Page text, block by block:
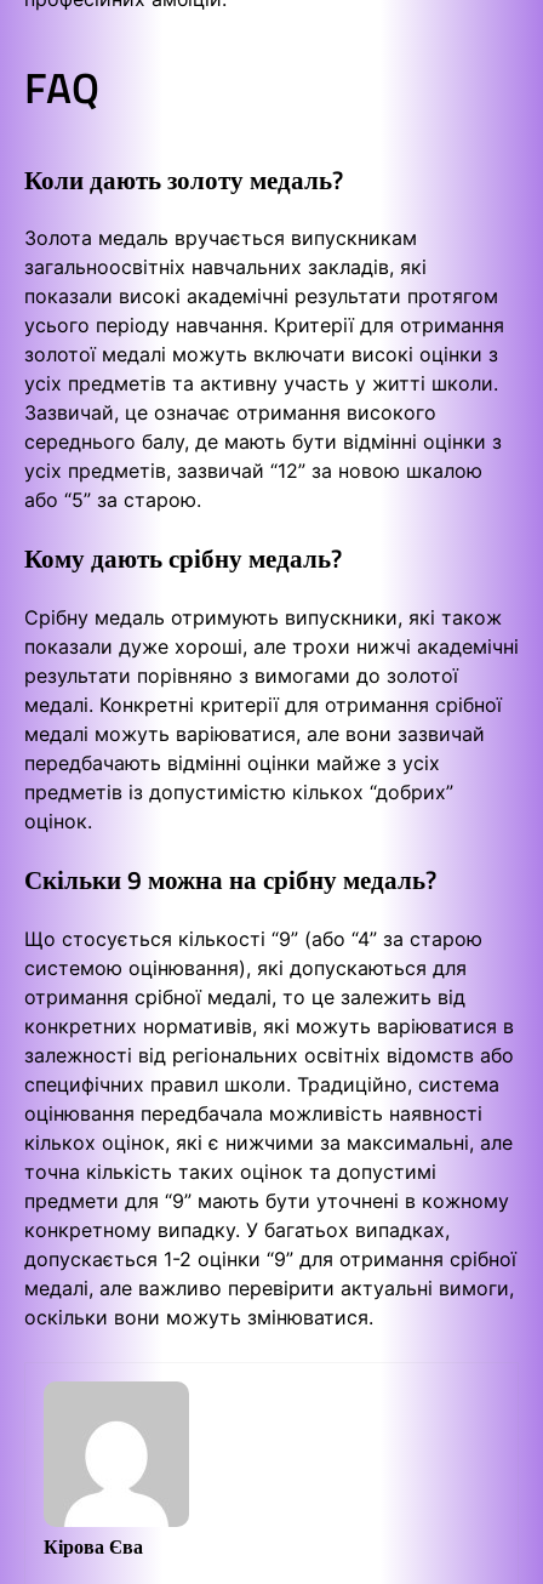
FAQ
Коли дають золоту медаль?
Золота медаль вручається випускникам
загальноосвітніх навчальних закладів, які
показали високі академічні результати протягом
усього періоду навчання. Критерії для отримання
золотої медалі можуть включати високі оцінки з
усіх предметів та активну участь у житті школи.
Зазвичай, це означає отримання високого
середнього балу, де мають бути відмінні оцінки з
усіх предметів, зазвичай “12” за новою шкалою
або “5” за старою.
Кому дають срібну медаль?
Срібну медаль отримують випускники, які також
показали дуже хороші, але трохи нижчі академічні
результати порівняно з вимогами до золотої
медалі. Конкретні критерії для отримання срібної
медалі можуть варіюватися, але вони зазвичай
передбачають відмінні оцінки майже з усіх
предметів із допустимістю кількох “добрих”
оцінок.
Скільки 9 можна на срібну медаль?
Що стосується кількості “9” (або “4” за старою
системою оцінювання), які допускаються для
отримання срібної медалі, то це залежить від
конкретних нормативів, які можуть варіюватися в
залежності від регіональних освітніх відомств або
специфічних правил школи. Традиційно, система
оцінювання передбачала можливість наявності
кількох оцінок, які є нижчими за максимальні, але
точна кількість таких оцінок та допустимі
предмети для “9” мають бути уточнені в кожному
конкретному випадку. У багатьох випадках,
допускається 1-2 оцінки “9” для отримання срібної
медалі, але важливо перевірити актуальні вимоги,
оскільки вони можуть змінюватися.
Кірова Єва